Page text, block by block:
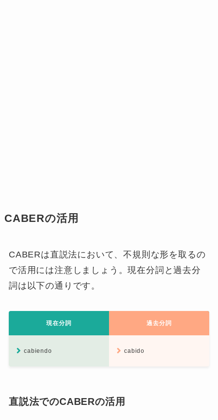
CABERの活用
CABERは直説法において、不規則な形を取るの
で活用には注意しましょう。現在分詞と過去分
詞は以下の通りです。
現在分詞 過去分詞
cabiendo cabido
直説法でのCABERの活用